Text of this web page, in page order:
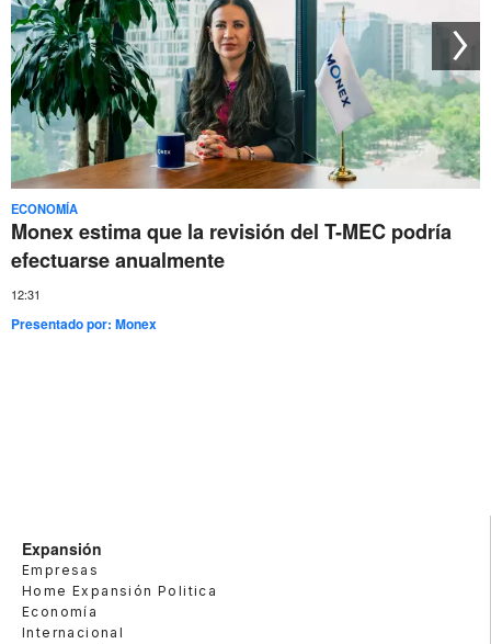
ECONOMÍA
Monex estima que la revisión del T-MEC podría
efectuarse anualmente
12:31
Presentado por:Monex
Expansión
Empresas
Home Expansión Politica
Economía
Internacional